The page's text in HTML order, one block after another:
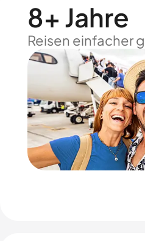
8+ Jahre
Reisen einfacher